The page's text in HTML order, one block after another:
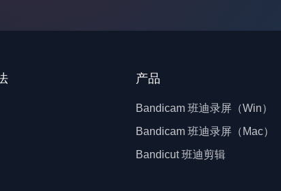
产品
Bandicam 班迪录屏（Win）
Bandicam 班迪录屏（Mac）
Bandicut 班迪剪辑